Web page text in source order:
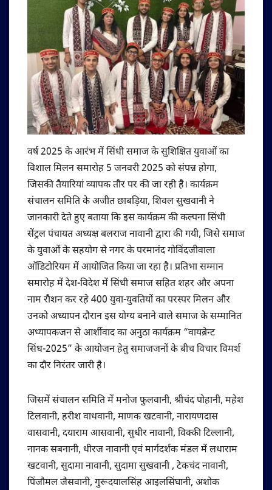
वर्ष 2025 के आरंभ में सिंधी समाज के सुशिक्षित युवाओं का
विशाल मिलन समारोह 5 जनवरी 2025 को संपन्न होगा,
जिसकी तैयारियां व्‍यापक तौर पर की जा रही है। कार्यक्रम
संचालन समिति के अजीत छाबड़िया, शिवल सुखवानी ने
जानकारी देते हुए बताया कि इस कार्यक्रम की कल्‍पना सिंधी
सेंट्रल पंचायत अध्‍यक्ष बलराज नावानी द्वारा की गयी, जिसे समाज
के युवाओं के सहयोग से नगर के परमानंद गोविंदजीवाला
ऑडिटोरियम में आयोजित किया जा रहा है। प्रतिभा सम्मान
समारोह में देश-विदेश में सिंधी समाज सहित शहर और अपना
नाम रौशन कर रहे 400 युवा-युवतियों का परस्‍पर मिलन और
उनको अध्‍यापन दौरान इस योग्‍य बनाने वाले समाज के सम्‍मानित
अध्‍यापकजन से आर्शीवाद का अनुठा कार्यक्रम “वायब्रेन्‍ट
सिंध-2025” के आयोजन हेतु समाजजनों के बीच विचार विमर्श
का दौर निरंतर जारी है।
जिसमें संचालन समिति में मनोज फुलवानी, श्रीचंद पोहानी, महेश
टिलवानी, हरीश वाधवानी, माणक खटवानी, नारायणदास
वासवानी, दयाराम आसवानी, सुधीर नावानी, विक्‍की टिल्‍लानी,
नानक सबनानी, धीरज नावानी एवं मार्गदर्शक मंडल में लधाराम
खटवानी, सुदामा नावानी, सुदामा सुखवानी , टेकचंद नावानी,
पिंजौमल जैसवानी, गुरूदयालसिंह आइलसिंघानी, अशोक